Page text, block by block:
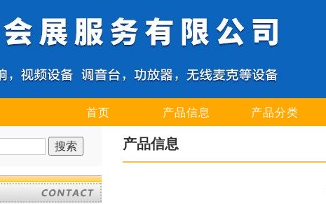
首页 产品信息 产品分类
产品信息